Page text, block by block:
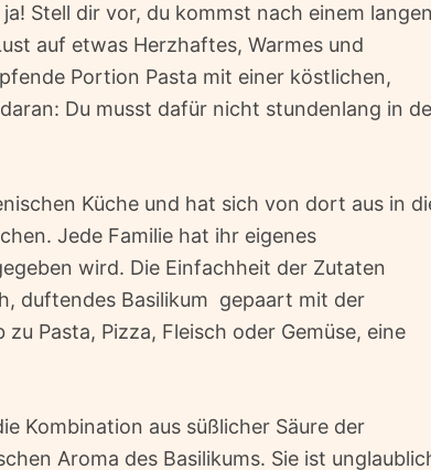
Stell dir vor, du kommst nach einem
auf etwas Herzhaftes, Warmes und
Portion Pasta mit einer köstlichen,
Du musst dafür nicht stundenlang in
Küche und hat sich von dort aus in
Jede Familie hat ihr eigenes
wird. Die Einfachheit der Zutaten 
duftendes Basilikum  gepaart mit der
Pasta, Pizza, Fleisch oder Gemüse, eine
Kombination aus süßlicher Säure der
Aroma des Basilikums. Sie ist